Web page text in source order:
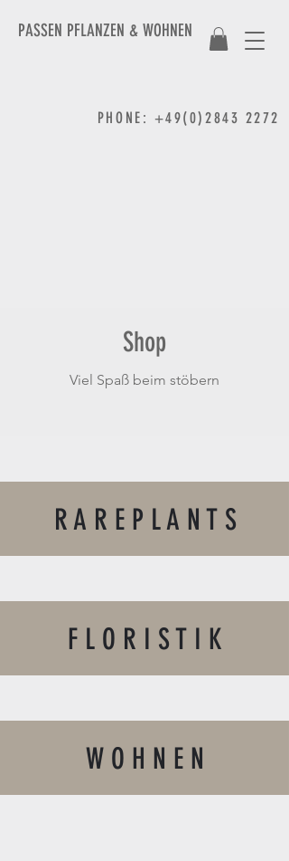
PASSEN PFLANZEN & WOHNEN
PHONE : +49(0)2843 2272
Shop
Viel Spaß beim stöbern
R A R E P L A N T S
F L O R I S T I K
W O H N E N